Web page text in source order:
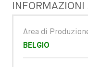
Area di
BELGIO